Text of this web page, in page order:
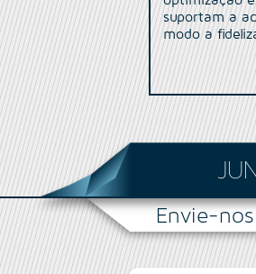
suportam a
modo a
Envie-